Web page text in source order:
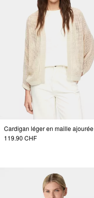
Cardigan léger en maille ajourée
119.90 CHF